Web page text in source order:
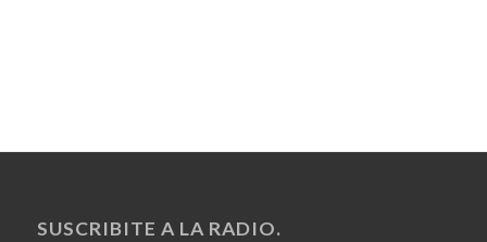
SUSCRIBITE A LA RADIO.